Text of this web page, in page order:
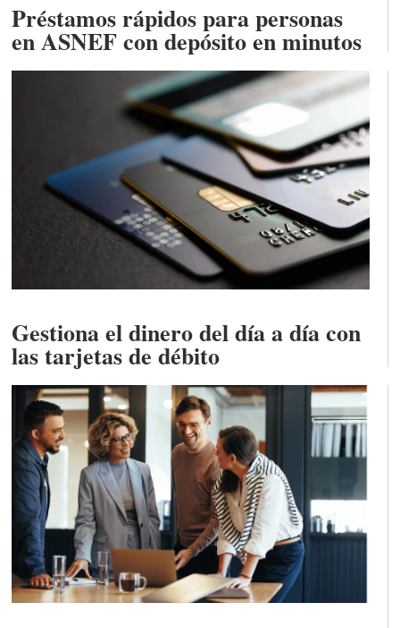
Préstamos rápidos para personas
en ASNEF con depósito en minutos
Gestiona el dinero del día a día con
las tarjetas de débito